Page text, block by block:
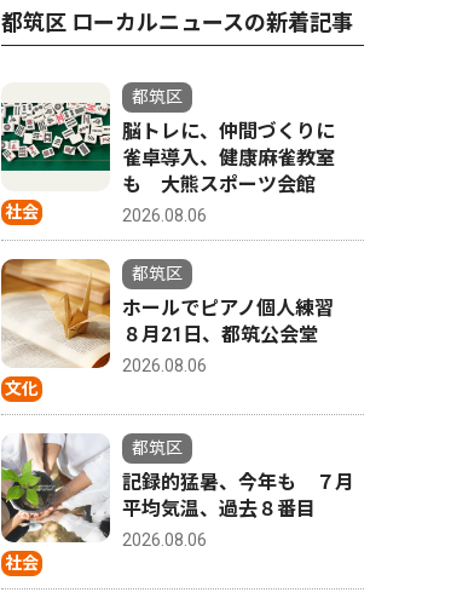
4
社会
都筑区
都筑区 ローカルニュースの新着記事
社会
都筑区
脳トレに、仲間づくりに
雀卓導入、健康麻雀教室
も 大熊スポーツ会館
2026.08.06
文化
都筑区
ホールでピアノ個人練習
８月21日、都筑公会堂
2026.08.06
社会
都筑区
記録的猛暑、今年も ７月
平均気温、過去８番目
2026.08.06